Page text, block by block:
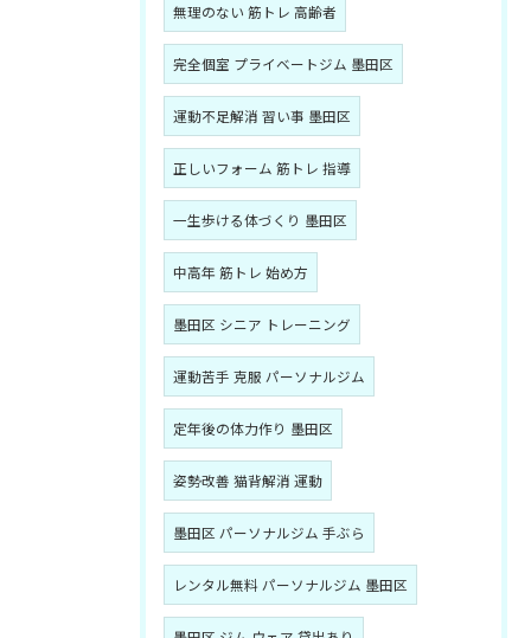
無理のない 筋トレ 高齢者
完全個室 プライベートジム 墨田区
運動不足解消 習い事 墨田区
正しいフォーム 筋トレ 指導
一生歩ける体づくり 墨田区
中高年 筋トレ 始め方
墨田区 シニア トレーニング
運動苦手 克服 パーソナルジム
定年後の体力作り 墨田区
姿勢改善 猫背解消 運動
墨田区 パーソナルジム 手ぶら
レンタル無料 パーソナルジム 墨田区